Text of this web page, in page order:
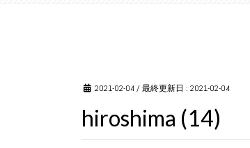
2021-02-04/ 最終更新日 : 2021-02-04
hiroshima (14)